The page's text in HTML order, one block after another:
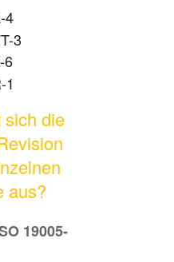
A
(PDF 2.0)
Hub
4
3
6
1
die
aus?
19005-